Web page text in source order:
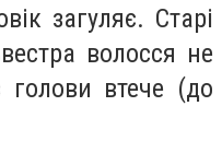
загуляє. Старі
волосся не
втече (до